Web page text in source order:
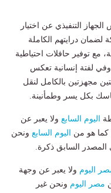
التنفيذي عن اختيار
لضمان درايتهم الكاملة
مع توفير حافلات احتياطية
لفتة إنسانية تعكس
مجهزتين بالكامل لنقل
بكل يسر وطمأنينة.
اليوم السابع ولا يعبر عن
كما هو من اليوم السابع ونحن
المصدر السابق ذكرة.
اليوم ولا يعبر عن وجهة
مصر اليوم ونحن غير